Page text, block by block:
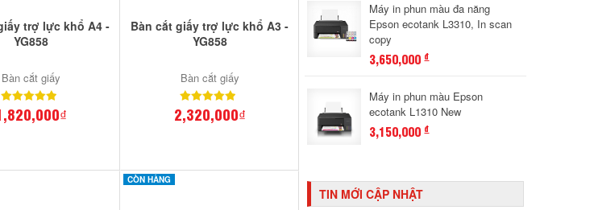
trợ lực khổ A4 -
YG858
Bàn cắt giấy
Bàn cắt giấy trợ lực khổ A3 -
YG858
Bàn cắt giấy
2,320,000₫
CÒN HÀNG
Máy in phun màu đa năng
Epson ecotank L3310, In scan
copy
3,650,000đ
Máy in phun màu Epson
ecotank L1310 New
3,150,000đ
TIN MỚI CẬP NHẬT